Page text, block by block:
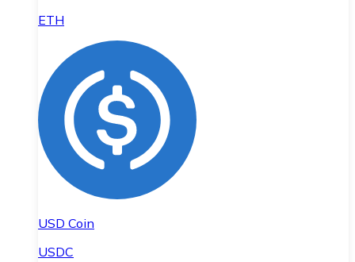
ETH
USD Coin
USDC